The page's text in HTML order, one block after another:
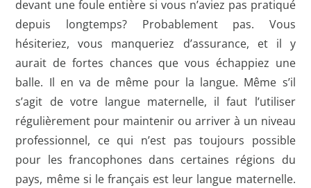
devant une foule entière si vous n’aviez pas pratiqué
depuis longtemps? Probablement pas. Vous
hésiteriez, vous manqueriez d’assurance, et il y
aurait de fortes chances que vous échappiez une
balle. Il en va de même pour la langue. Même s’il
s’agit de votre langue maternelle, il faut l’utiliser
régulièrement pour maintenir ou arriver à un niveau
professionnel, ce qui n’est pas toujours possible
pour les francophones dans certaines régions du
pays, même si le français est leur langue maternelle.